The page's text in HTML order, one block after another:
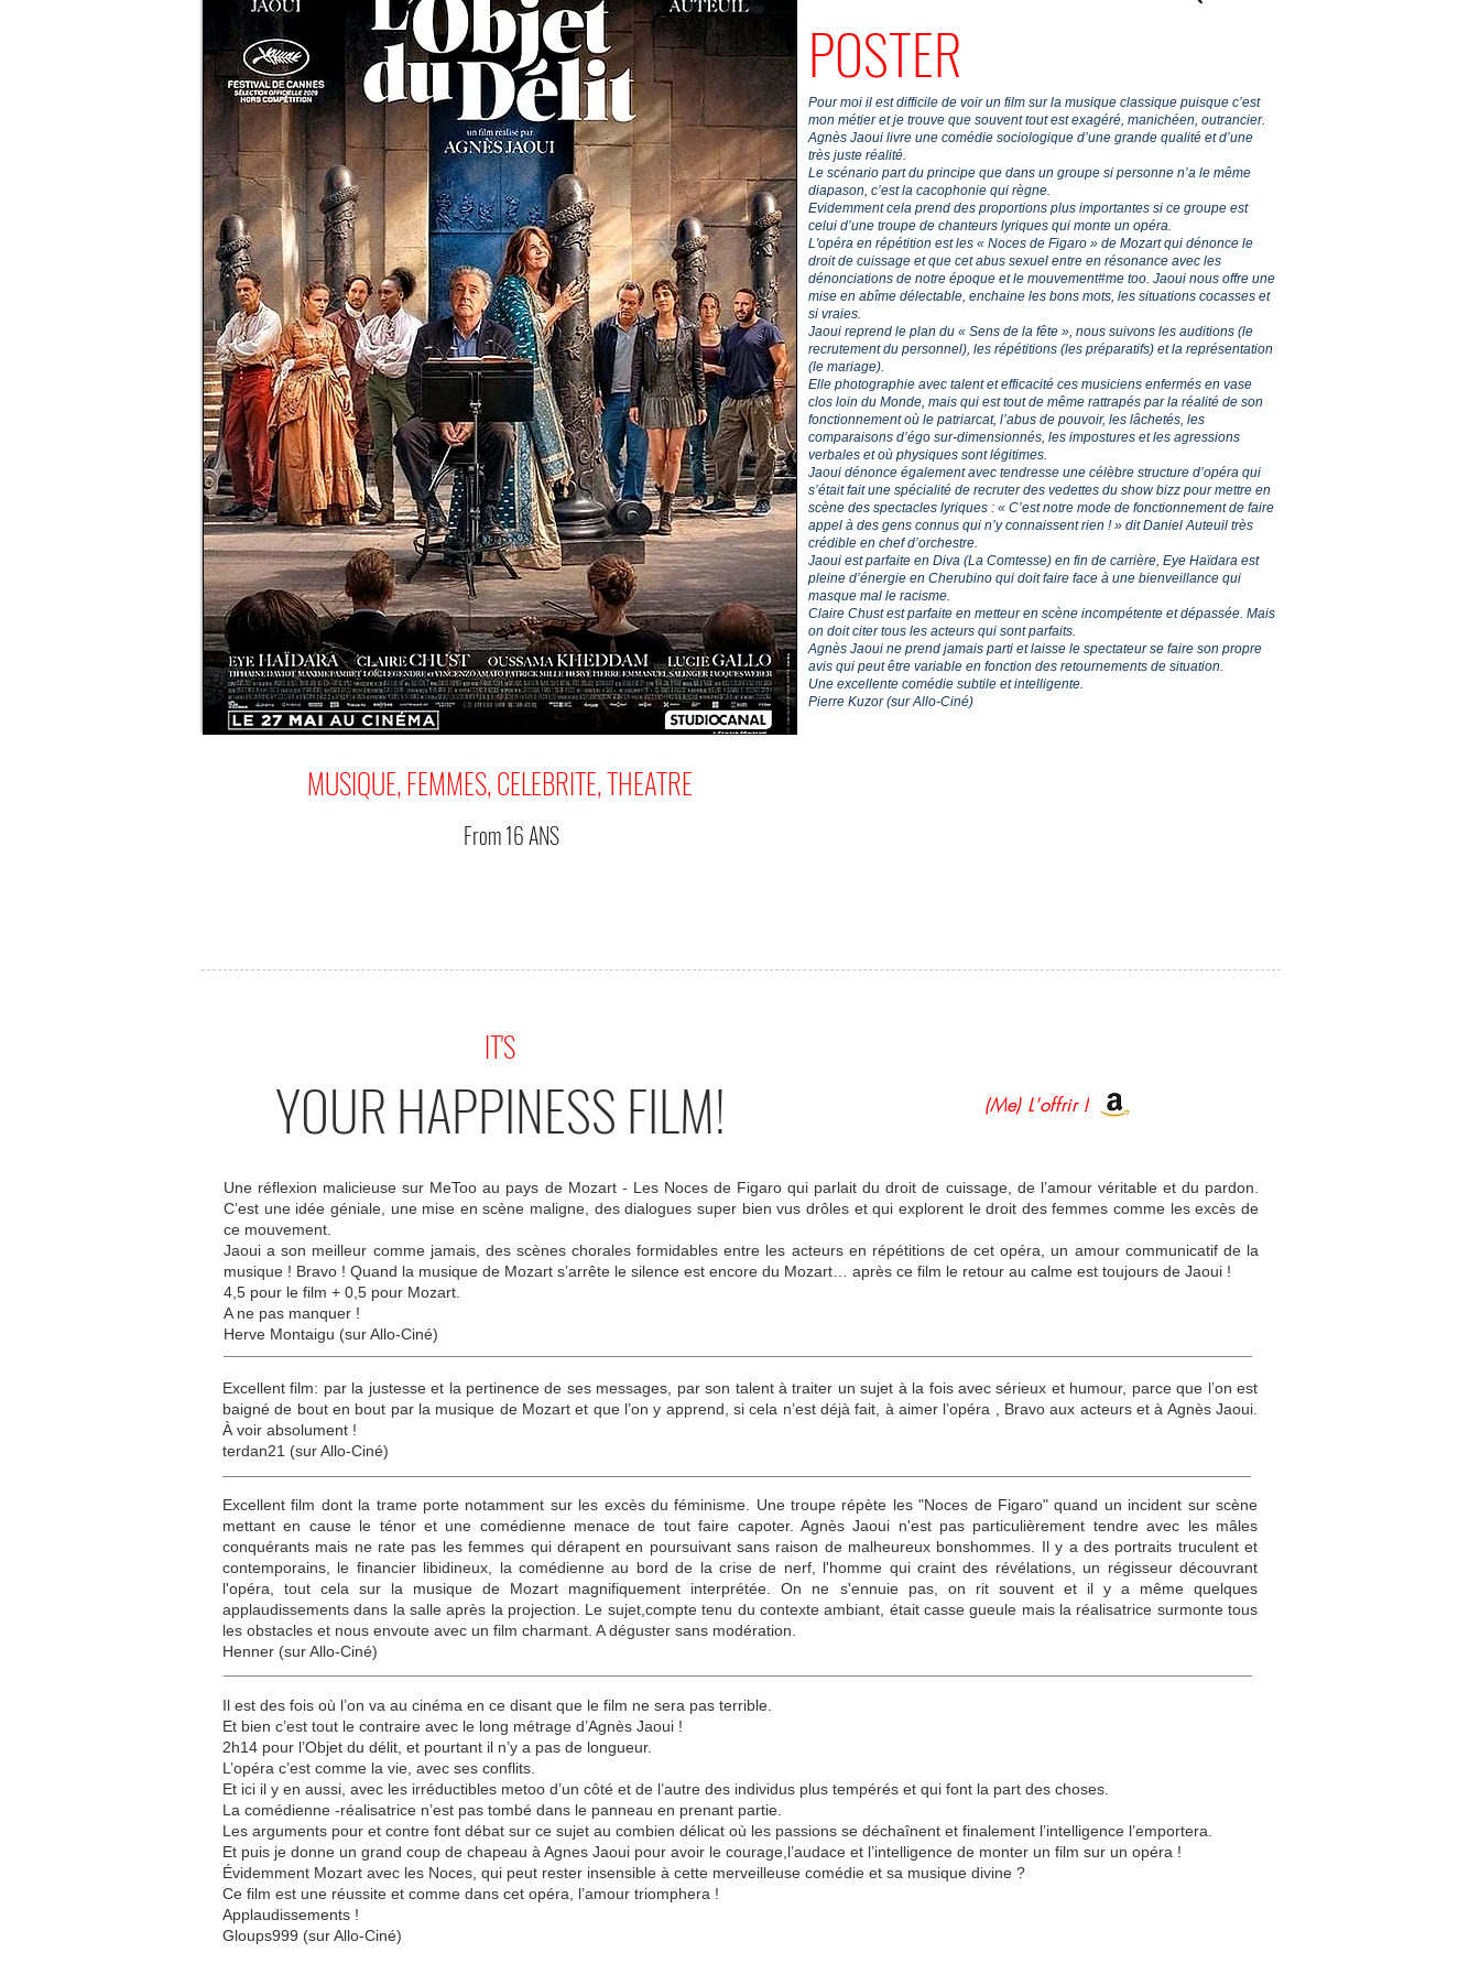
MUSIQUE, FEMMES, CELEBRITE, THEATRE
From16 ANS
POSTER
Pour moi il est difficile de voir un film sur la musique classique puisque c’est
mon métier et je trouve que souvent tout est exagéré, manichéen, outrancier.
Agnès Jaoui livre une comédie sociologique d’une grande qualité et d’une
très juste réalité.
Le scénario part du principe que dans un groupe si personne n’a le même
diapason, c’est la cacophonie qui règne.
Evidemment cela prend des proportions plus importantes si ce groupe est
celui d’une troupe de chanteurs lyriques qui monte un opéra.
L'opéra en répétition est les « Noces de Figaro » de Mozart qui dénonce le
droit de cuissage et que cet abus sexuel entre en résonance avec les
dénonciations de notre époque et le mouvement#me too. Jaoui nous offre une
mise en abîme délectable, enchaine les bons mots, les situations cocasses et
si vraies.
Jaoui reprend le plan du « Sens de la fête », nous suivons les auditions (le
recrutement du personnel), les répétitions (les préparatifs) et la représentation
(le mariage).
Elle photographie avec talent et efficacité ces musiciens enfermés en vase
clos loin du Monde, mais qui est tout de même rattrapés par la réalité de son
fonctionnement où le patriarcat, l’abus de pouvoir, les lâchetés, les
comparaisons d’égo sur-dimensionnés, les impostures et les agressions
verbales et où physiques sont légitimes.
Jaoui dénonce également avec tendresse une célèbre structure d’opéra qui
s’était fait une spécialité de recruter des vedettes du show bizz pour mettre en
scène des spectacles lyriques : « C’est notre mode de fonctionnement de faire
appel à des gens connus qui n’y connaissent rien ! » dit Daniel Auteuil très
crédible en chef d’orchestre.
Jaoui est parfaite en Diva (La Comtesse) en fin de carrière, Eye Haïdara est
pleine d’énergie en Cherubino qui doit faire face à une bienveillance qui
masque mal le racisme.
Claire Chust est parfaite en metteur en scène incompétente et dépassée. Mais
on doit citer tous les acteurs qui sont parfaits.
Agnès Jaoui ne prend jamais parti et laisse le spectateur se faire son propre
avis qui peut être variable en fonction des retournements de situation.
Une excellente comédie subtile et intelligente.
Pierre Kuzor (sur Allo-Ciné)
IT'S
YOUR HAPPINESS FILM! (Me) L'offrir !
Une réflexion malicieuse sur MeToo au pays de Mozart - Les Noces de Figaro qui parlait du droit de cuissage, de l’amour véritable et du pardon.
C’est une idée géniale, une mise en scène maligne, des dialogues super bien vus drôles et qui explorent le droit des femmes comme les excès de
ce mouvement.
Jaoui a son meilleur comme jamais, des scènes chorales formidables entre les acteurs en répétitions de cet opéra, un amour communicatif de la
musique ! Bravo ! Quand la musique de Mozart s’arrête le silence est encore du Mozart… après ce film le retour au calme est toujours de Jaoui !
4,5 pour le film + 0,5 pour Mozart.
A ne pas manquer !
Herve Montaigu (sur Allo-Ciné)
Excellent film: par la justesse et la pertinence de ses messages, par son talent à traiter un sujet à la fois avec sérieux et humour, parce que l’on est
baigné de bout en bout par la musique de Mozart et que l’on y apprend, si cela n’est déjà fait, à aimer l’opéra , Bravo aux acteurs et à Agnès Jaoui.
À voir absolument !
terdan21 (sur Allo-Ciné)
Excellent film dont la trame porte notamment sur les excès du féminisme. Une troupe répète les "Noces de Figaro" quand un incident sur scène
mettant en cause le ténor et une comédienne menace de tout faire capoter. Agnès Jaoui n'est pas particulièrement tendre avec les mâles
conquérants mais ne rate pas les femmes qui dérapent en poursuivant sans raison de malheureux bonshommes. Il y a des portraits truculent et
contemporains, le financier libidineux, la comédienne au bord de la crise de nerf, l'homme qui craint des révélations, un régisseur découvrant
l'opéra, tout cela sur la musique de Mozart magnifiquement interprétée. On ne s'ennuie pas, on rit souvent et il y a même quelques
applaudissements dans la salle après la projection. Le sujet,compte tenu du contexte ambiant, était casse gueule mais la réalisatrice surmonte tous
les obstacles et nous envoute avec un film charmant. A déguster sans modération.
Henner (sur Allo-Ciné)
Il est des fois où l’on va au cinéma en ce disant que le film ne sera pas terrible.
Et bien c’est tout le contraire avec le long métrage d’Agnès Jaoui !
2h14 pour l’Objet du délit, et pourtant il n’y a pas de longueur.
L’opéra c’est comme la vie, avec ses conflits.
Et ici il y en aussi, avec les irréductibles metoo d’un côté et de l’autre des individus plus tempérés et qui font la part des choses.
La comédienne -réalisatrice n’est pas tombé dans le panneau en prenant partie.
Les arguments pour et contre font débat sur ce sujet au combien délicat où les passions se déchaînent et finalement l’intelligence l’emportera.
Et puis je donne un grand coup de chapeau à Agnes Jaoui pour avoir le courage,l’audace et l’intelligence de monter un film sur un opéra !
Évidemment Mozart avec les Noces, qui peut rester insensible à cette merveilleuse comédie et sa musique divine ?
Ce film est une réussite et comme dans cet opéra, l’amour triomphera !
Applaudissements !
Gloups999 (sur Allo-Ciné)